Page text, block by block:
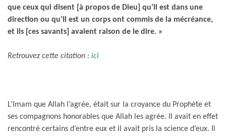
que ceux qui disent [à propos de Dieu] qu’Il est dans une
direction ou qu’Il est un corps ont commis de la mécréance,
et ils [ces savants] avaient raison de le dire. »
Retrouvez cette citation : ici
L’Imam que Allah l’agrée, était sur la croyance du Prophète et
ses compagnons honorables que Allah les agrée. Il avait en effet
rencontré certains d’entre eux et il avait pris la science d’eux. Il